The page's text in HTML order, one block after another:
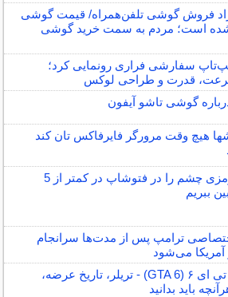
فروش گوشی تلفن‌همراه/ قیمت گوشی
شده است؛ مردم به سمت خرید گوشی
سفارشی فراری رونمایی کرد؛
قدرت و طراحی لوکس
گوشی تاشو آیفون
هیچ وقت مرورگر فایرفاکس تان کند
چگونه قرمزی چشم را در فتوشاپ در کمتر از 5
ببریم
ترامپ پس از مدت‌ها سرانجام
آمریکا می‌شود
بازی جی تی ای ۶ (GTA 6) - تریلر، تاریخ عرضه،
باید بدانید